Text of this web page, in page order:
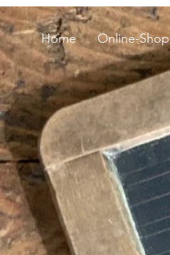
Home Online-Shop